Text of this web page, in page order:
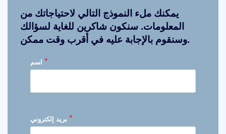
يمكنك ملء النموذج التالي لاحتياجاتك من
المعلومات. سنكون شاكرين للغاية لسؤالك
وسنقوم بالإجابة عليه في أقرب وقت ممكن.
*
*